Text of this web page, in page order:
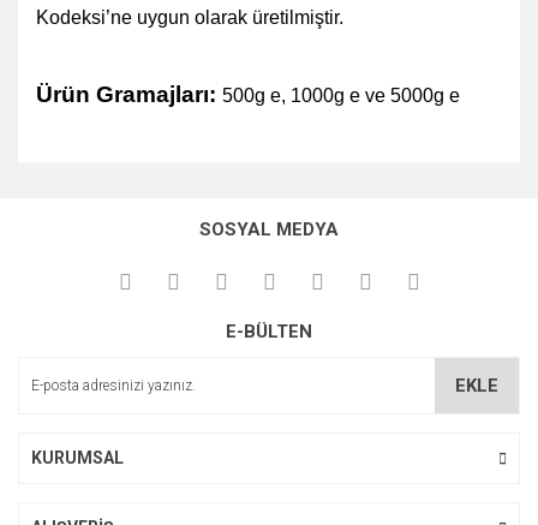
Kodeksi’ne uygun olarak üretilmiştir.
Ürün Gramajları: 500g e, 1000g e ve 5000g e
kullanarak tarafımıza iletebilirsiniz.
Görüş ve önerileriniz için teşekkür ederiz.
Ürün açıklamasında eksik bilgiler bulunuyor.
SOSYAL MEDYA
E-BÜLTEN
EKLE
KURUMSAL